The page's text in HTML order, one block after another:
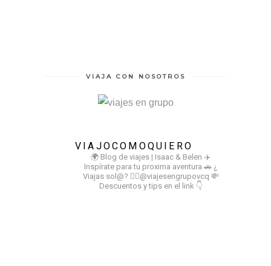
VIAJA CON NOSOTROS
VIAJOCOMOQUIERO
🌍 Blog de viajes | Isaac & Belen ✈️
Inspírate para tu proxima aventura 🚗 ¿
Viajas sol@? 👉🏻@viajesengrupovcq 💸
Descuentos y tips en el link 👇